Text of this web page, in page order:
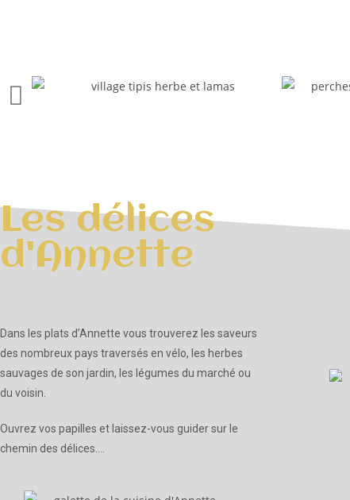
Les délices
d'Annette
Dans les plats d’Annette vous trouverez les saveurs
des nombreux pays traversés en vélo, les herbes
sauvages de son jardin, les légumes du marché ou
du voisin.
Ouvrez vos papilles et laissez-vous guider sur le
chemin des délices….